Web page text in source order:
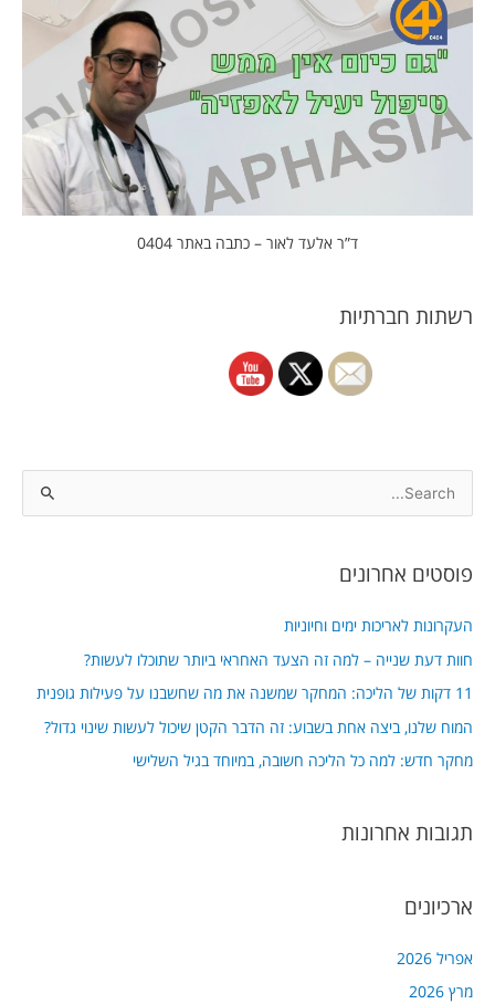
ד”ר אלעד לאור – כתבה באתר 0404
רשתות חברתיות
r
o
r
:
פוסטים אחרונים
העקרונות לאריכות ימים וחיוניות
חוות דעת שנייה – למה זה הצעד האחראי ביותר שתוכלו לעשות?
11 דקות של הליכה: המחקר שמשנה את מה שחשבנו על פעילות גופנית
המוח שלנו, ביצה אחת בשבוע: זה הדבר הקטן שיכול לעשות שינוי גדול?
מחקר חדש: למה כל הליכה חשובה, במיוחד בגיל השלישי
תגובות אחרונות
ארכיונים
אפריל 2026
מרץ 2026